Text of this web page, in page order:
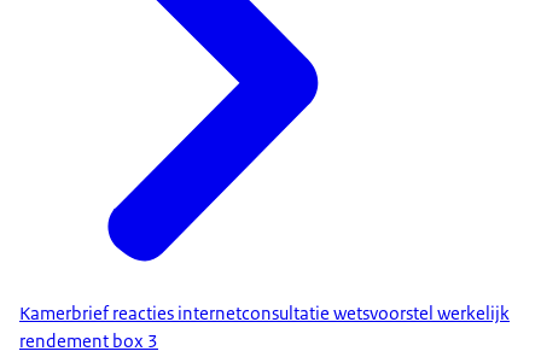
Kamerbrief reacties internetconsultatie wetsvoorstel werkelijk
rendement box 3